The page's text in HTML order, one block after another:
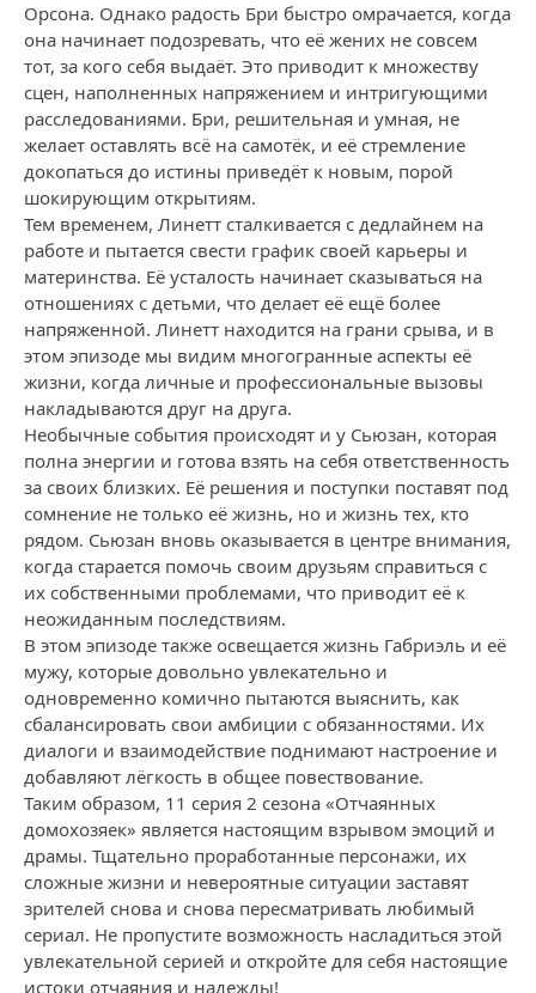
Орсона. Однако радость Бри быстро омрачается, когда
она начинает подозревать, что её жених не совсем
тот, за кого себя выдаёт. Это приводит к множеству
сцен, наполненных напряжением и интригующими
расследованиями. Бри, решительная и умная, не
желает оставлять всё на самотёк, и её стремление
докопаться до истины приведёт к новым, порой
шокирующим открытиям.
Тем временем, Линетт сталкивается с дедлайнем на
работе и пытается свести график своей карьеры и
материнства. Её усталость начинает сказываться на
отношениях с детьми, что делает её ещё более
напряженной. Линетт находится на грани срыва, и в
этом эпизоде мы видим многогранные аспекты её
жизни, когда личные и профессиональные вызовы
накладываются друг на друга.
Необычные события происходят и у Сьюзан, которая
полна энергии и готова взять на себя ответственность
за своих близких. Её решения и поступки поставят под
сомнение не только её жизнь, но и жизнь тех, кто
рядом. Сьюзан вновь оказывается в центре внимания,
когда старается помочь своим друзьям справиться с
их собственными проблемами, что приводит её к
неожиданным последствиям.
В этом эпизоде также освещается жизнь Габриэль и её
мужу, которые довольно увлекательно и
одновременно комично пытаются выяснить, как
сбалансировать свои амбиции с обязанностями. Их
диалоги и взаимодействие поднимают настроение и
добавляют лёгкость в общее повествование.
Таким образом, 11 серия 2 сезона «Отчаянных
домохозяек» является настоящим взрывом эмоций и
драмы. Тщательно проработанные персонажи, их
сложные жизни и невероятные ситуации заставят
зрителей снова и снова пересматривать любимый
сериал. Не пропустите возможность насладиться этой
увлекательной серией и откройте для себя настоящие
истоки отчаяния и надежды!